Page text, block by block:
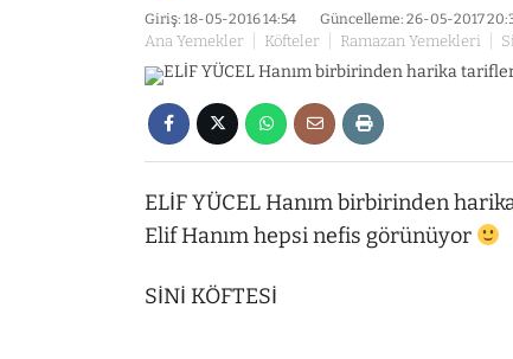
Giriş: 18-05-2016 14:54 Güncelleme: 26-05-2017
Ana Yemekler Köfteler Ramazan Yemekleri
ELİF YÜCEL Hanım birbirinden
Elif Hanım hepsi nefis görünüyor
SİNİ KÖFTESİ